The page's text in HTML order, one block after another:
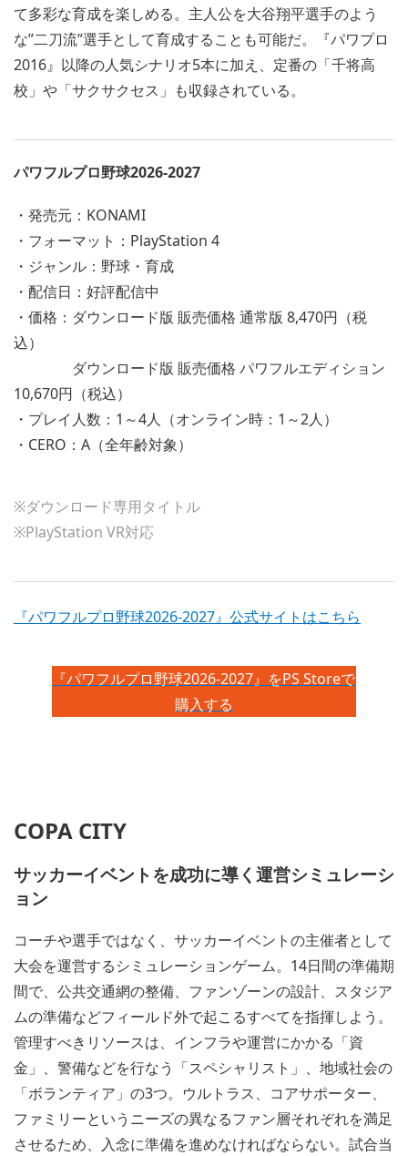
て多彩な育成を楽しめる。主人公を大谷翔平選手のよう
な”二刀流”選手として育成することも可能だ。『パワプロ
2016』以降の人気シナリオ5本に加え、定番の「千将高
校」や「サクサクセス」も収録されている。
パワフルプロ野球2026-2027
・発売元：KONAMI
・フォーマット：PlayStation 4
・ジャンル：野球・育成
・配信日：好評配信中
・価格：ダウンロード版 販売価格 通常版 8,470円（税
込）
ダウンロード版 販売価格 パワフルエディション
10,670円（税込）
・プレイ人数：1～4人（オンライン時：1～2人）
・CERO：A（全年齢対象）
※ダウンロード専用タイトル
※PlayStation VR対応
『パワフルプロ野球2026-2027』公式サイトはこちら
『パワフルプロ野球2026-2027』をPS Storeで
購入する
COPA CITY
サッカーイベントを成功に導く運営シミュレーシ
ョン
コーチや選手ではなく、サッカーイベントの主催者として
大会を運営するシミュレーションゲーム。14日間の準備期
間で、公共交通網の整備、ファンゾーンの設計、スタジア
ムの準備などフィールド外で起こるすべてを指揮しよう。
管理すべきリソースは、インフラや運営にかかる「資
金」、警備などを行なう「スペシャリスト」、地域社会の
「ボランティア」の3つ。ウルトラス、コアサポーター、
ファミリーというニーズの異なるファン層それぞれを満足
させるため、入念に準備を進めなければならない。試合当